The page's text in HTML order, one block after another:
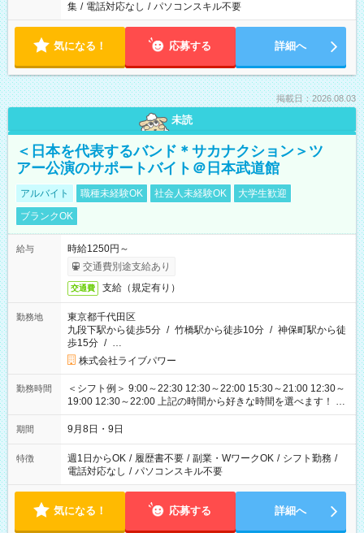
集 / 電話対応なし / パソコンスキル不要
気になる！ 応募する 詳細へ
掲載日：2026.08.03
未読
＜日本を代表するバンド＊サカナクション＞ツ
アー公演のサポートバイト＠日本武道館
アルバイト 職種未経験OK 社会人未経験OK
大学生歓迎
ブランクOK
給与
時給1250円～
交通費別途支給あり
交通費 支給（規定有り）
勤務地
東京都千代田区
九段下駅から徒歩5分 / 竹橋駅から徒歩10分 / 神保町駅から徒
歩15分 / …
株式会社ライブパワー
勤務時間
＜シフト例＞ 9:00～22:30 12:30～22:00 15:30～21:00 12:30～
19:00 12:30～22:00 上記の時間から好きな時間を選べます！ ※
時間は変更となる可能性があります
期間 9月8日・9日
特徴 週1日からOK / 履歴書不要 / 副業・WワークOK / シフト勤務 /
電話対応なし / パソコンスキル不要
気になる！ 応募する 詳細へ